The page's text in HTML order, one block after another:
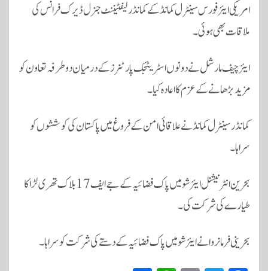
امریکی ایئر فورس سینٹرل کمانڈ کے کمانڈر لیفٹیننٹ جنرل ڈیرک فرانس کی
ملاقات بھی ہوئی۔
ایئر چیف مارشل نے دونوں اسٹریٹجک پارٹنرز کے درمیان دوطرفہ تعاون کو
مزید بڑھانے کے عزم کا اعادہ کیا۔
کمانڈر سینٹرل کمانڈ نے علاقائی امن کے فروغ میں پاکستان کی کوششوں کو
سراہا۔
بحرین انٹرنیشنل ایئر شو میں پاک فضائیہ کے جے ایف 17 بلاک تھری لڑاکا
طیارے کی شرکت کی۔
بحرینی فرمانروا نے ایئر شو میں پاک فضائیہ کے دستے کی شرکت کو سراہا۔